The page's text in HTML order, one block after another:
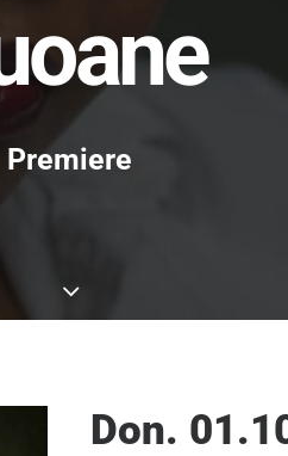
Premiere
Don.